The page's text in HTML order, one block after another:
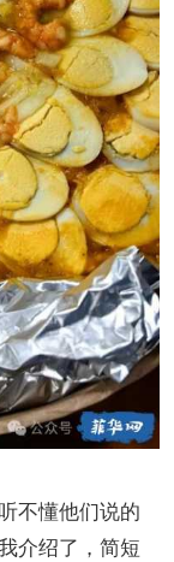
不懂他们说的
介绍了，简短